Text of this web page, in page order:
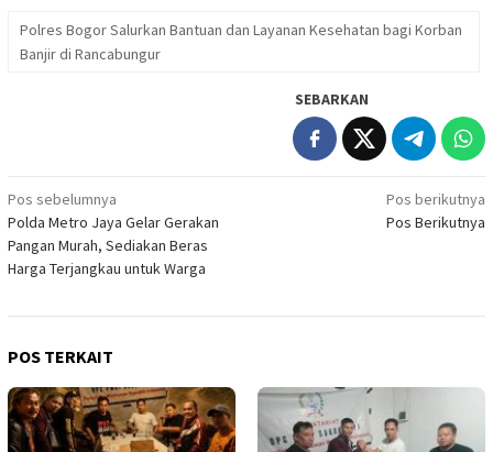
Polres Bogor Salurkan Bantuan dan Layanan Kesehatan bagi Korban
Banjir di Rancabungur
SEBARKAN
Navigasi
pos
Pos sebelumnya
Polda Metro Jaya Gelar Gerakan
Pangan Murah, Sediakan Beras
Harga Terjangkau untuk Warga
Pos berikutnya
Pos Berikutnya
POS TERKAIT